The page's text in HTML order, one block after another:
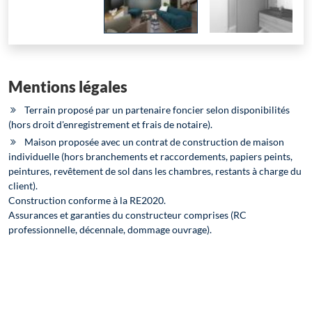
Mentions légales
Terrain proposé par un partenaire foncier selon disponibilités
(hors droit d'enregistrement et frais de notaire).
Maison proposée avec un contrat de construction de maison
individuelle (hors branchements et raccordements, papiers peints,
peintures, revêtement de sol dans les chambres, restants à charge du
client).
Construction conforme à la RE2020.
Assurances et garanties du constructeur comprises (RC
professionnelle, décennale, dommage ouvrage).